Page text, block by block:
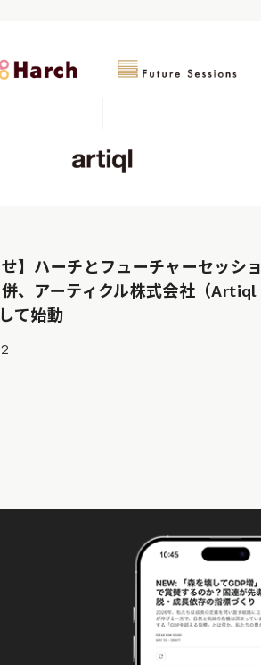
せ】ハーチとフューチャーセッショ
、アーティクル株式会社（Artiql
て始動